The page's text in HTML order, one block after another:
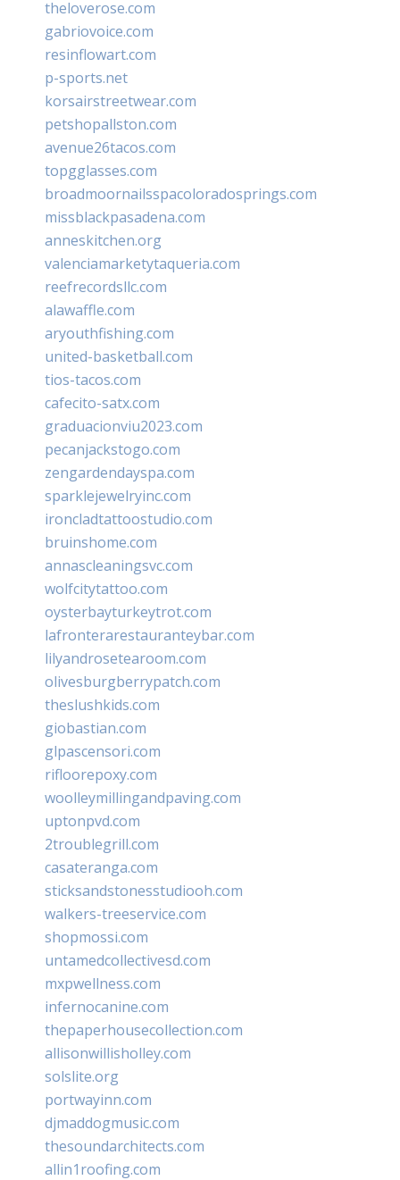
theloverose.com
gabriovoice.com
resinflowart.com
p-sports.net
korsairstreetwear.com
petshopallston.com
avenue26tacos.com
topgglasses.com
broadmoornailsspacoloradosprings.com
missblackpasadena.com
anneskitchen.org
valenciamarketytaqueria.com
reefrecordsllc.com
alawaffle.com
aryouthfishing.com
united-basketball.com
tios-tacos.com
cafecito-satx.com
graduacionviu2023.com
pecanjackstogo.com
zengardendayspa.com
sparklejewelryinc.com
ironcladtattoostudio.com
bruinshome.com
annascleaningsvc.com
wolfcitytattoo.com
oysterbayturkeytrot.com
lafronterarestauranteybar.com
lilyandrosetearoom.com
olivesburgberrypatch.com
theslushkids.com
giobastian.com
glpascensori.com
rifloorepoxy.com
woolleymillingandpaving.com
uptonpvd.com
2troublegrill.com
casateranga.com
sticksandstonesstudiooh.com
walkers-treeservice.com
shopmossi.com
untamedcollectivesd.com
mxpwellness.com
infernocanine.com
thepaperhousecollection.com
allisonwillisholley.com
solslite.org
portwayinn.com
djmaddogmusic.com
thesoundarchitects.com
allin1roofing.com